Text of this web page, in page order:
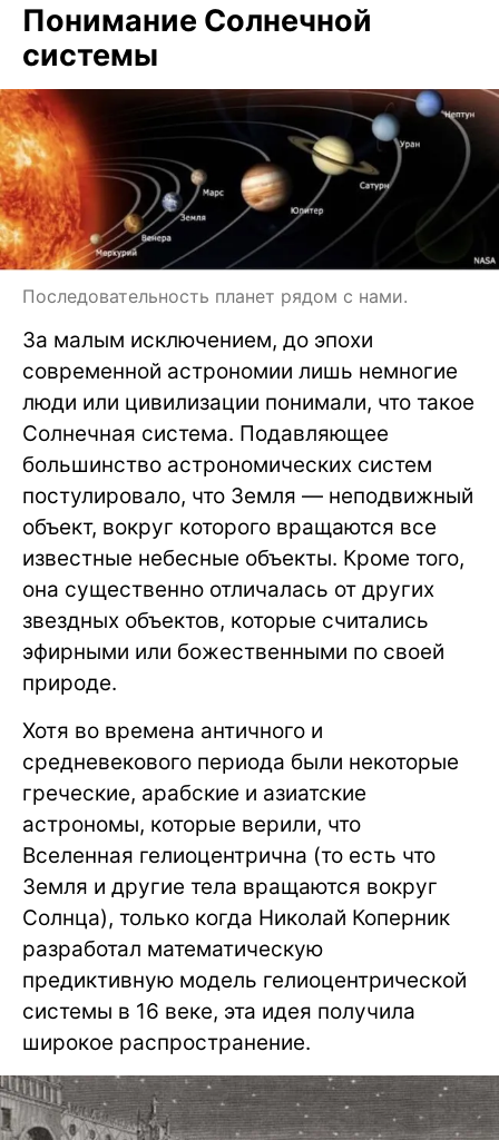
Понимание Солнечной
системы
Последовательность планет рядом с нами.
За малым исключением, до эпохи
современной астрономии лишь немногие
люди или цивилизации понимали, что такое
Солнечная система. Подавляющее
большинство астрономических систем
постулировало, что Земля — неподвижный
объект, вокруг которого вращаются все
известные небесные объекты. Кроме того,
она существенно отличалась от других
звездных объектов, которые считались
эфирными или божественными по своей
природе.
Хотя во времена античного и
средневекового периода были некоторые
греческие, арабские и азиатские
астрономы, которые верили, что
Вселенная гелиоцентрична (то есть что
Земля и другие тела вращаются вокруг
Солнца), только когда Николай Коперник
разработал математическую
предиктивную модель гелиоцентрической
системы в 16 веке, эта идея получила
широкое распространение.